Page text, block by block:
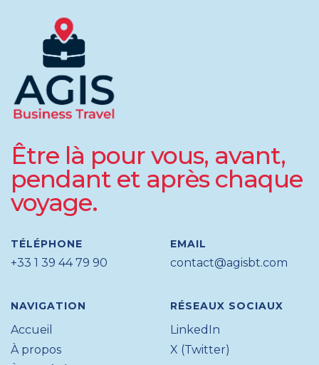
Être là pour vous, avant,
pendant et après chaque
voyage.
TÉLÉPHONE
+33 1 39 44 79 90
EMAIL
contact@agisbt.com
NAVIGATION
Accueil
À propos
RÉSEAUX SOCIAUX
LinkedIn
X (Twitter)